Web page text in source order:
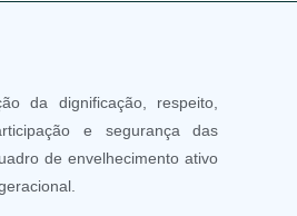
da dignificação, respeito,
e segurança das
de envelhecimento ativo